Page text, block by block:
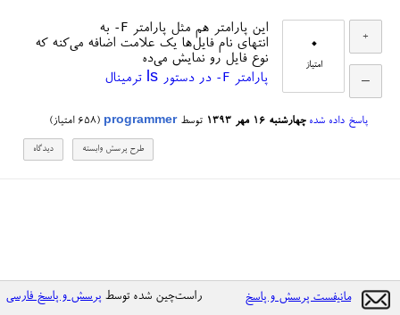
0
امتیاز
این پارامتر هم مثل پارامتر -F به
انتهای نام فایل‌ها یک علامت اضافه می‌کنه که
نوع فایل رو نمایش می‌ده
پارامتر -F در دستور ls ترمینال
پاسخ داده شده چهارشنبه ۱۶ مهر ۱۳۹۳ توسطprogrammer
(
658 امتیاز)
مانیفست پرسش و پاسخ راست‌چین شده توسط پرسش و پاسخ فارسی